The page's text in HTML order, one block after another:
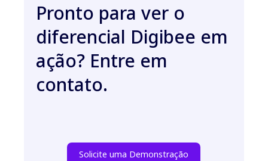
Pronto para ver o
diferencial Digibee em
ação? Entre em
contato.
Solicite uma Demonstração